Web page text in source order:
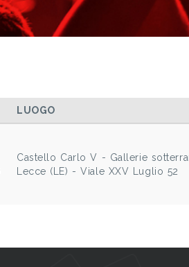
LUOGO
Castello Carlo V - Gallerie
Lecce (LE) - Viale XXV Luglio 52